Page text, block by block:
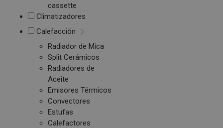
cassette
Climatizadores
Calefacción
Radiador de Mica
Split Cerámicos
Radiadores de
Aceite
Emisores Térmicos
Convectores
Estufas
Calefactores